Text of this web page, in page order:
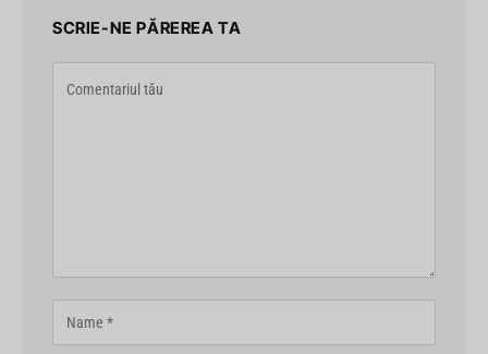
SCRIE-NE PĂREREA TA